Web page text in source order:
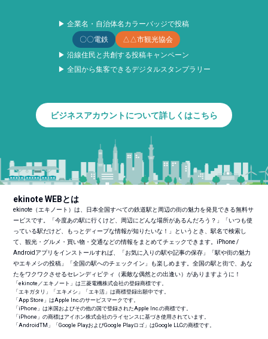
▶ 企業名・自治体名カラーバッジで投稿
〇〇電鉄
△△市観光協会
▶ 沿線住民と共創する投稿キャンペーン
▶ 全国から集客できるデジタルスタンプラリー
ビジネスアカウントについて詳しくはこちら
ekinote WEBとは
ekinote（エキノート）は、日本全国すべての鉄道駅と周辺の街の魅力を発見できる無料サ
ービスです。「今度あの駅に行くけど、周辺にどんな場所があるんだろう？」「いつも使
っている駅だけど、もっとディープな情報が知りたいな！」というとき、駅名で検索し
て、観光・グルメ・買い物・交通などの情報をまとめてチェックできます。iPhone /
Androidアプリをインストールすれば、「お気に入りの駅や記事の保存」「駅や街の魅力
やエキメシの投稿」「全国の駅へのチェックイン」も楽しめます。全国の駅と街で、あな
たをワクワクさせるセレンディピティ（素敵な偶然との出逢い）がありますように！
「ekinote／エキノート」は三菱電機株式会社の登録商標です。
「エキガタリ」「エキメシ」「エキ活」は商標登録出願中です。
「App Store」はApple Inc.のサービスマークです。
「iPhone」は米国およびその他の国で登録されたApple Inc.の商標です。
「iPhone」の商標はアイホン株式会社のライセンスに基づき使用されています。
「AndroidTM 」「Google PlayおよびGoogle Playロゴ」はGoogle LLCの商標です。